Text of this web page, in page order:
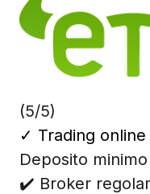
(5/5)
✓ Trading online
Deposito minimo
✔️ Broker